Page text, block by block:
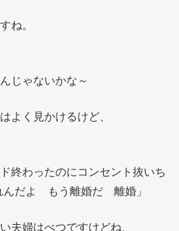
ね。
じゃないかな～
よく見かけるけど、
終わったのにコンセント抜いち
んだよ もう離婚だ 離婚」
夫婦はべつですけどね、